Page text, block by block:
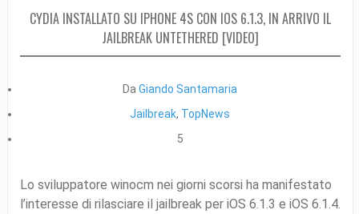
CYDIA INSTALLATO SU IPHONE 4S CON IOS 6.1.3, IN ARRIVO IL
JAILBREAK UNTETHERED [VIDEO]
DaGiando Santamaria
Jailbreak, TopNews
5
Lo sviluppatore winocm nei giorni scorsi ha manifestato
l’interesse di rilasciare il jailbreak per iOS 6.1.3 e iOS 6.1.4.